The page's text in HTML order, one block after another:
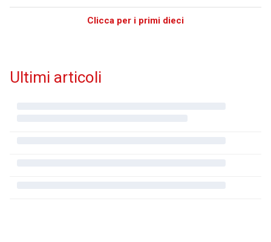
Clicca per i primi dieci
Ultimi articoli